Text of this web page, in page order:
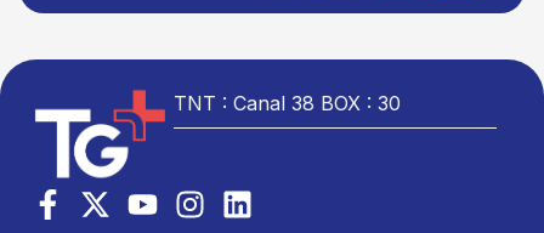
TNT : Canal 38 BOX : 30